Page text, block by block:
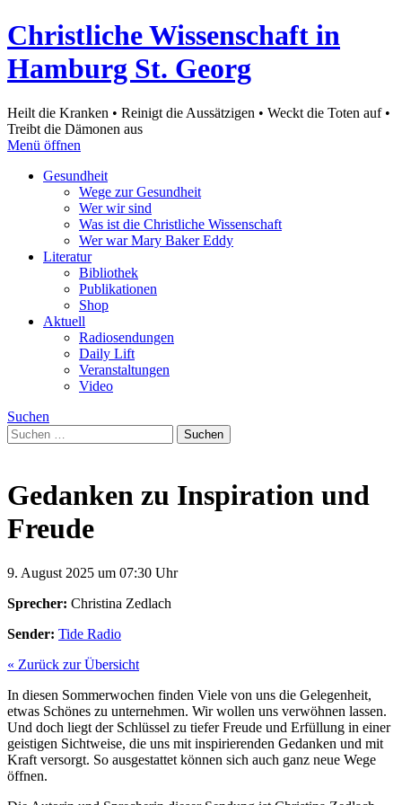
Christliche Wissenschaft in
Hamburg St. Georg
Heilt die Kranken • Reinigt die Aussätzigen • Weckt die Toten auf •
Treibt die Dämonen aus
Menü öffnen
Gesundheit
Wege zur Gesundheit
Wer wir sind
Was ist die Christliche Wissenschaft
Wer war Mary Baker Eddy
Literatur
Bibliothek
Publikationen
Shop
Aktuell
Radiosendungen
Daily Lift
Veranstaltungen
Video
Suchen
Suchen
nach:
Gedanken zu Inspiration und
Freude
9. August 2025 um 07:30 Uhr
Sprecher: Christina Zedlach
Sender: Tide Radio
« Zurück zur Übersicht
In diesen Sommerwochen finden Viele von uns die Gelegenheit,
etwas Schönes zu unternehmen. Wir wollen uns verwöhnen lassen.
Und doch liegt der Schlüssel zu tiefer Freude und Erfüllung in einer
geistigen Sichtweise, die uns mit inspirierenden Gedanken und mit
Kraft versorgt. So ausgestattet können sich auch ganz neue Wege
öffnen.